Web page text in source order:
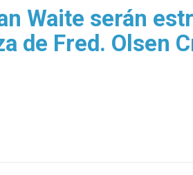
Waite serán
de Fred. Olsen